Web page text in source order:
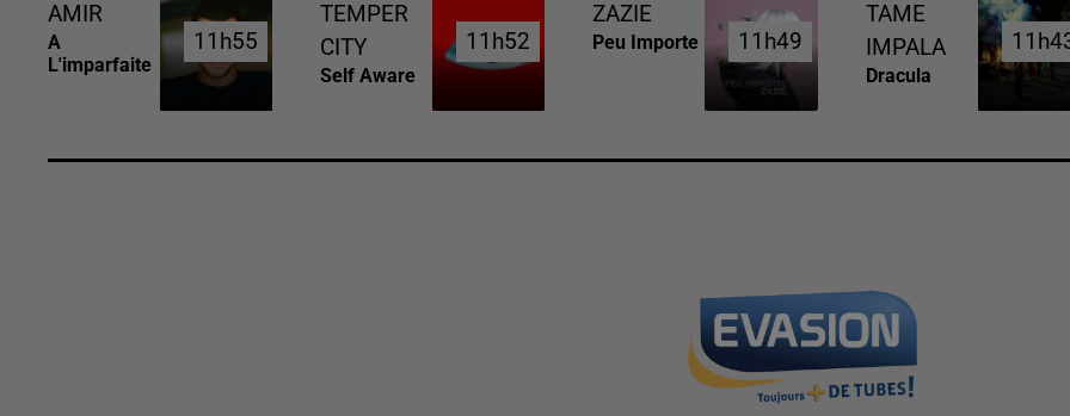
AMIR
A
L'imparfaite
11h55
11h55
TEMPER
CITY
Self Aware
11h52
11h52
ZAZIE
Peu Importe 11h49
11h49
TAME
IMPALA
Dracula